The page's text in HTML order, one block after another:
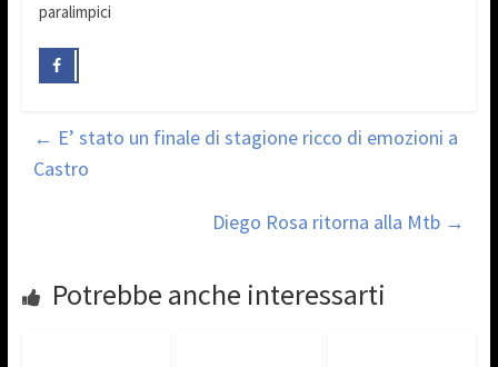
paralimpici
← E’ stato un finale di stagione ricco di emozioni a
Castro
Diego Rosa ritorna alla Mtb →
Potrebbe anche interessarti